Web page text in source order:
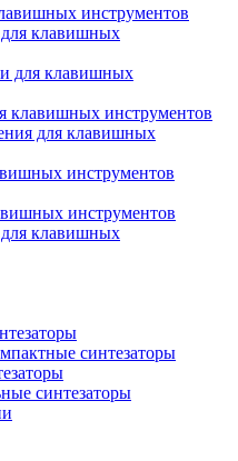
инструментов
клавишных
для клавишных
клавишных инструментов
для клавишных
инструментов
инструментов
клавишных
синтезаторы
синтезаторы